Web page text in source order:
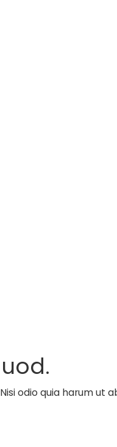
odio quia harum ut